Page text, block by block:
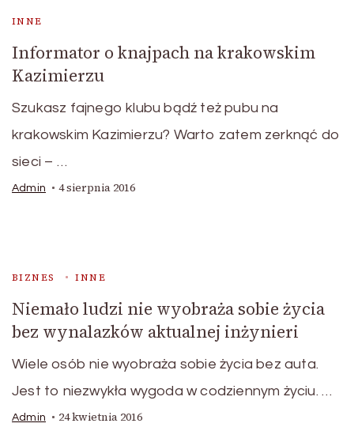
INNE
Informator o knajpach na krakowskim
Kazimierzu
Szukasz fajnego klubu bądź też pubu na
krakowskim Kazimierzu? Warto zatem zerknąć do
sieci – …
Admin 4 sierpnia 2016
BIZNES INNE
Niemało ludzi nie wyobraża sobie życia
bez wynalazków aktualnej inżynieri
Wiele osób nie wyobraża sobie życia bez auta.
Jest to niezwykła wygoda w codziennym życiu. …
Admin 24 kwietnia 2016